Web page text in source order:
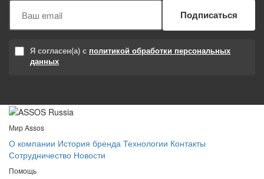
Подписаться
Я согласен(а) с политикой обработки персональных
данных
Мир Assos
О компании История бренда Технологии Контакты
Сотрудничество Новости
Помощь